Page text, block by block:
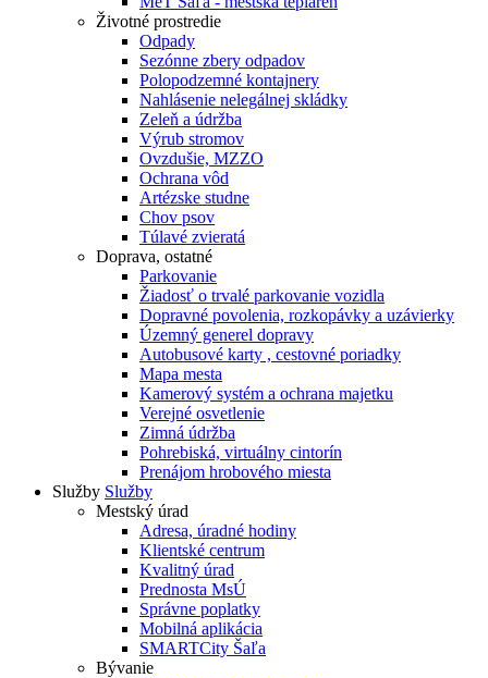
Životné prostredie
Odpady
Sezónne zbery odpadov
Polopodzemné kontajnery
Nahlásenie nelegálnej skládky
Zeleň a údržba
Výrub stromov
Ovzdušie, MZZO
Ochrana vôd
Artézske studne
Chov psov
Túlavé zvieratá
Doprava, ostatné
Parkovanie
Žiadosť o trvalé parkovanie vozidla
Dopravné povolenia, rozkopávky a uzávierky
Územný generel dopravy
Autobusové karty , cestovné poriadky
Mapa mesta
Kamerový systém a ochrana majetku
Verejné osvetlenie
Zimná údržba
Pohrebiská, virtuálny cintorín
Prenájom hrobového miesta
Služby Služby
Mestský úrad
Adresa, úradné hodiny
Klientské centrum
Kvalitný úrad
Prednosta MsÚ
Správne poplatky
Mobilná aplikácia
SMARTCity Šaľa
Bývanie